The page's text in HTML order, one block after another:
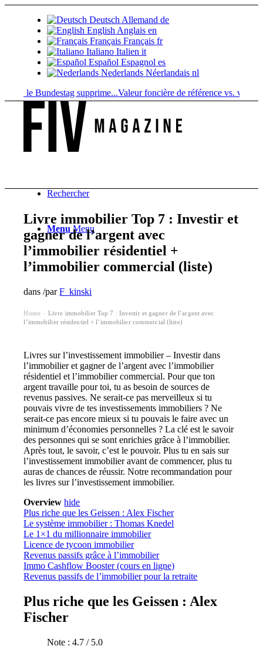
Deutsch Allemand de
English Anglais en
Français Français fr
Italiano Italien it
Español Espagnol es
Nederlands Néerlandais nl
: le Bundestag supprime...Valeur foncière de référence vs. valeur de...
Rechercher
Menu Menu
Livre immobilier Top 7 : Investir et
gagner de l’argent avec
l’immobilier résidentiel +
l’immobilier commercial (liste)
dans/parF_kinski
Home
Livre immobilier Top 7 : Investir et gagner de l’argent avec
l’immobilier résidentiel + l’immobilier commercial (liste)
Livres sur l’investissement immobilier – Investir dans
l’immobilier et gagner de l’argent avec l’immobilier
résidentiel et l’immobilier commercial. Pour que ton
argent travaille pour toi, tu as besoin de sources de
revenus passives. Ne serait-ce pas merveilleux si tu
pouvais vivre de tes investissements immobiliers ? Ne
serait-ce pas encore mieux si tu pouvais le faire avec un
minimum d’économies personnelles ? La clé est le savoir
des personnes qui se sont enrichies grâce à l’immobilier.
Après tout, le savoir, c’est le pouvoir. Plus tu en sais sur
l’investissement immobilier avant de commencer, plus tu
auras de chances de réussir. Notre recommandation pour
les livres sur l’investissement immobilier.
Overview hide
Plus riche que les Geissen : Alex Fischer
Le système immobilier : Thomas Knedel
Le 1×1 du millionnaire immobilier
Licence de tycoon immobilier
Revenus passifs grâce à l’immobilier
Immo Cashflow Booster (cours en ligne)
Revenus passifs de l’immobilier pour la retraite
Plus riche que les Geissen : Alex
Fischer
Note : 4.7 / 5.0